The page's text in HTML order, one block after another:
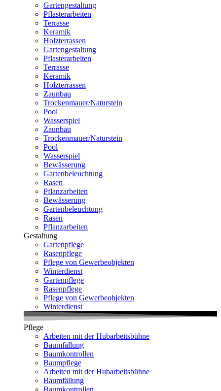
Gartengestaltung
Pflasterarbeiten
Terrasse
Keramik
Holzterrassen
Gartengestaltung
Pflasterarbeiten
Terrasse
Keramik
Holzterrassen
Zaunbau
Trockenmauer/Naturstein
Pool
Wasserspiel
Zaunbau
Trockenmauer/Naturstein
Pool
Wasserspiel
Bewässerung
Gartenbeleuchtung
Rasen
Pflanzarbeiten
Bewässerung
Gartenbeleuchtung
Rasen
Pflanzarbeiten
Gestaltung
Gartenpflege
Rasenpflege
Pflege von Gewerbeobjekten
Winterdienst
Gartenpflege
Rasenpflege
Pflege von Gewerbeobjekten
Winterdienst
Pflege
Arbeiten mit der Hubarbeitsbühne
Baumfällung
Baumkontrollen
Baumpflege
Arbeiten mit der Hubarbeitsbühne
Baumfällung
Baumkontrollen